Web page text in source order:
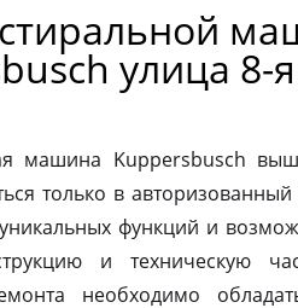
улица
машина Kuppersbusch
только в
функций и
и техническую
необходимо